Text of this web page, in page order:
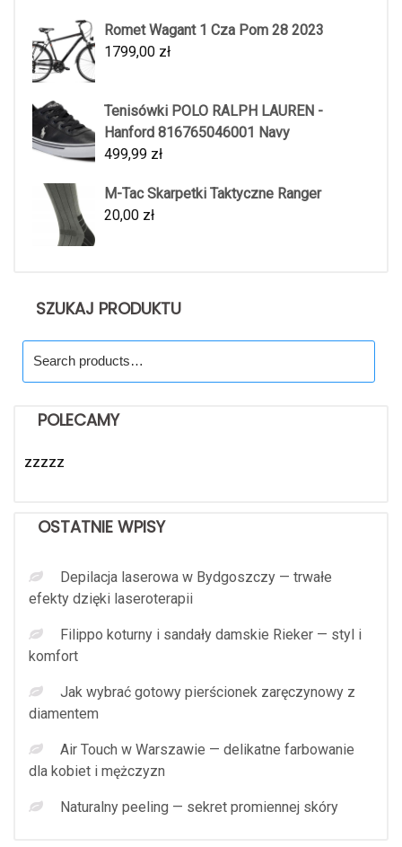
Romet Wagant 1 Cza Pom 28 2023
1799,00 zł
Tenisówki POLO RALPH LAUREN -
Hanford 816765046001 Navy
499,99 zł
M-Tac Skarpetki Taktyczne Ranger
20,00 zł
SZUKAJ PRODUKTU
for:
POLECAMY
zzzzz
OSTATNIE WPISY
Depilacja laserowa w Bydgoszczy — trwałe
efekty dzięki laseroterapii
Filippo koturny i sandały damskie Rieker — styl i
komfort
Jak wybrać gotowy pierścionek zaręczynowy z
diamentem
Air Touch w Warszawie — delikatne farbowanie
dla kobiet i mężczyzn
Naturalny peeling — sekret promiennej skóry